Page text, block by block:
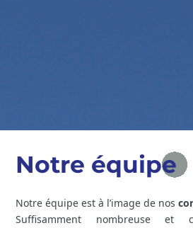
Notre équipe
Notre équipe est à l’image de nos
Suffisamment nombreuse et